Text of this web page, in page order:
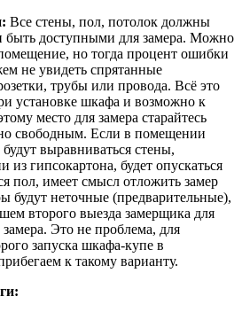
Все стены, пол, потолок должны
быть доступными для замера. Можно
но тогда процент ошибки
не увидеть спрятанные
трубы или провода. Всё это
установке шкафа и возможно к
место для замера старайтесь
свободным. Если в помещении
будут выравниваться стены,
из гипсокартона, будет опускаться
пол, имеет смысл отложить замер
будут неточные (предварительные),
второго выезда замерщика для
Это не проблема, для
запуска шкафа-купе в
к такому варианту.